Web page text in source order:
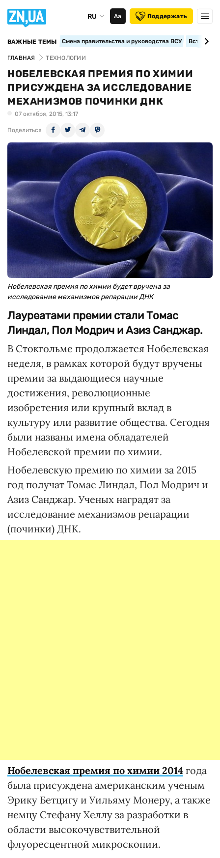
RU Аа Поддержать
ВАЖНЫЕ ТЕМЫ Смена правительства и руководства ВСУ
ГЛАВНАЯ ТЕХНОЛОГИИ
НОБЕЛЕВСКАЯ ПРЕМИЯ ПО ХИМИИ
ПРИСУЖДЕНА ЗА ИССЛЕДОВАНИЕ
МЕХАНИЗМОВ ПОЧИНКИ ДНК
07 октября, 2015, 13:17
Поделиться
Нобелевская премия по химии будет вручена за
исследование механизмов репарации ДНК
Лауреатами премии стали Томас
Линдал, Пол Модрич и Азиз Санджар.
В Стокгольме продолжается Нобелевская
неделя, в рамках которой будут вручены
премии за выдающиеся научные
достижения, революционные
изобретения или крупный вклад в
культуру или развитие общества. Сегодня
были названы имена обладателей
Нобелевской премии по химии.
Нобелевскую премию по химии за 2015
год получат Томас Линдал, Пол Модрич и
Азиз Санджар. Ученых наградят за
исследование механизмов репарации
(починки) ДНК.
Нобелевская премия по химии 2014 года
была присуждена американским ученым
Эрику Бетцигу и Уильяму Монеру, а также
немцу Стефану Хеллу за разработки в
области высокочувствительной
флуоресцентной микроскопии.